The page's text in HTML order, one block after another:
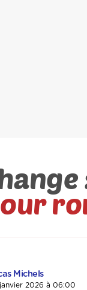
Michels
janvier 2026 à 06:00